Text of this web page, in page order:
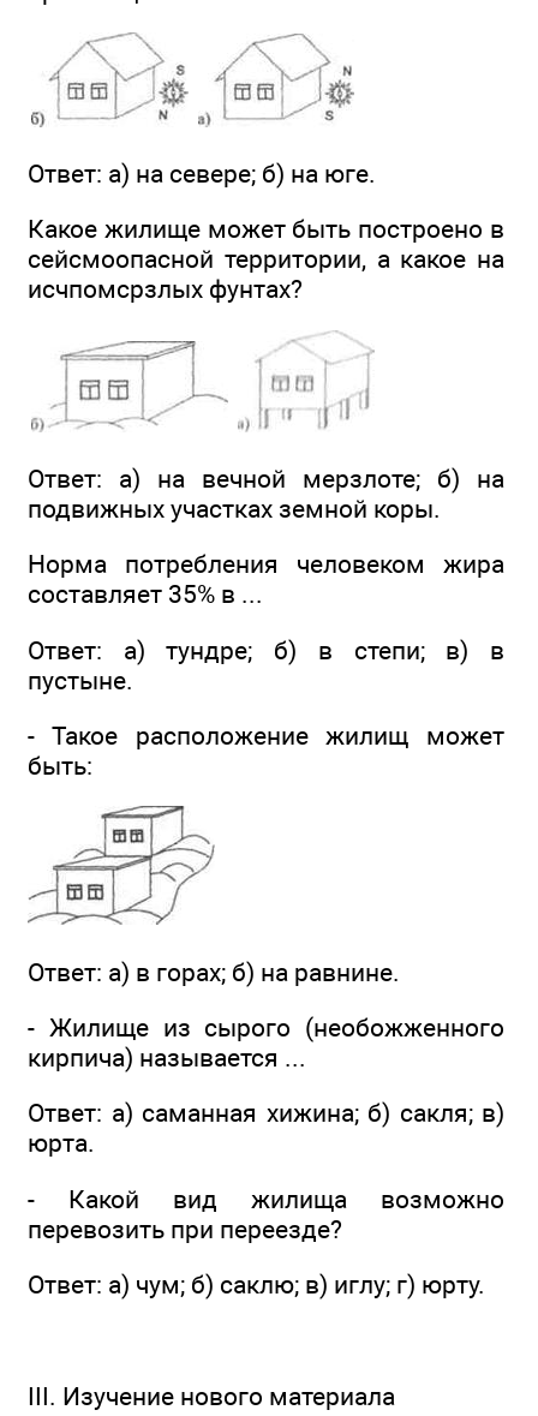
Ответ: а) на севере; б) на юге.
Какое жилище может быть построено в
сейсмоопасной территории, а какое на
исчпомсрзлых фунтах?
Ответ: а) на вечной мерзлоте; б) на
подвижных участках земной коры.
Норма потребления человеком жира
составляет 35% в ...
Ответ: а) тундре; б) в степи; в) в
пустыне.
- Такое расположение жилищ может
быть:
Ответ: а) в горах; б) на равнине.
- Жилище из сырого (необожженного
кирпича) называется ...
Ответ: а) саманная хижина; б) сакля; в)
юрта.
- Какой вид жилища возможно
перевозить при переезде?
Ответ: а) чум; б) саклю; в) иглу; г) юрту.
III. Изучение нового материала